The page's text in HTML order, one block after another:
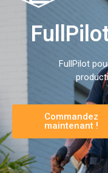
FullPilot
Commandez
maintenant !